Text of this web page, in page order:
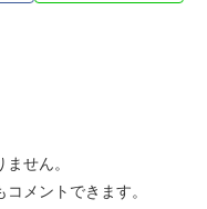
せん。
メントできます。